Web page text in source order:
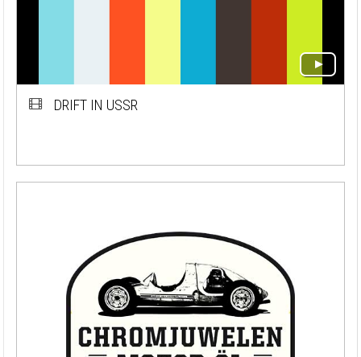
DRIFT IN USSR